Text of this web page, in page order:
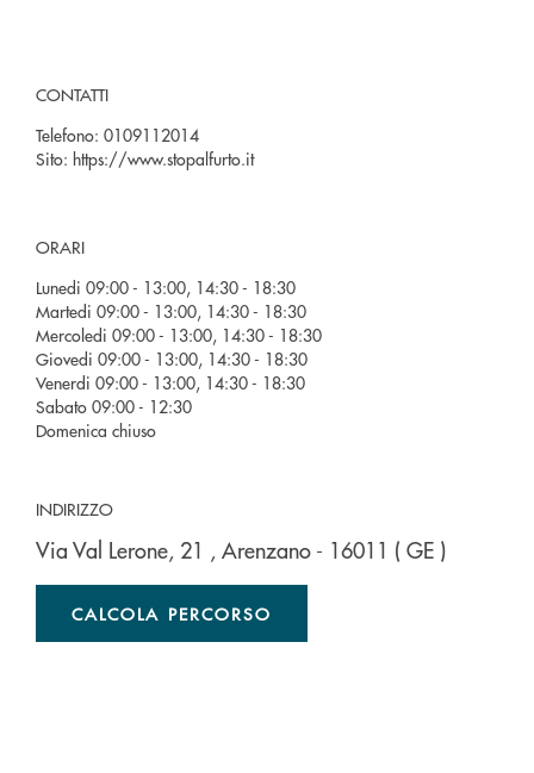
CONTATTI
Telefono: 0109112014
Sito: https://www.stopalfurto.it
ORARI
Lunedi 09:00 - 13:00, 14:30 - 18:30
Martedi 09:00 - 13:00, 14:30 - 18:30
Mercoledi 09:00 - 13:00, 14:30 - 18:30
Giovedi 09:00 - 13:00, 14:30 - 18:30
Venerdi 09:00 - 13:00, 14:30 - 18:30
Sabato 09:00 - 12:30
Domenica chiuso
INDIRIZZO
Via Val Lerone, 21 , Arenzano - 16011 ( GE )
CALCOLA PERCORSO